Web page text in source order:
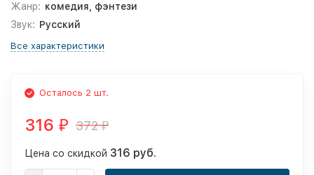
Жанр: комедия, фэнтези
Звук: Русский
Все характеристики
Осталось 2 шт.
316 ₽ 372₽
Цена со скидкой 316 руб.